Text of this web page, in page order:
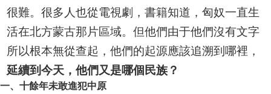
很難。很多人也從電視劇，書籍知道，匈奴一直生
活在北方蒙古那片區域。但他們由于他們沒有文字
所以根本無從查起，他們的起源應該追溯到哪裡，
延續到今天，他們又是哪個民族？
一、十餘年未敢進犯中原